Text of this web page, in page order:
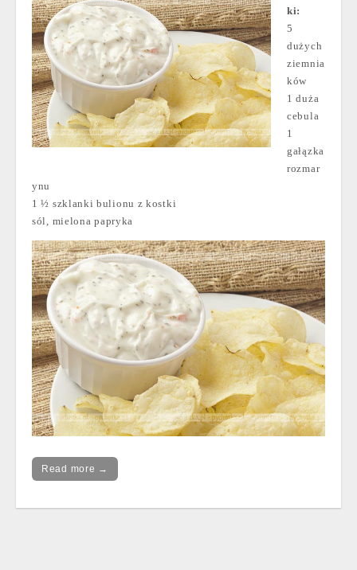
ki:
5
dużych
ziemnia
ków
1 duża
cebula
1
gałązka
rozmar
ynu
1 ½ szklanki bulionu z kostki
sól, mielona papryka
Read more →